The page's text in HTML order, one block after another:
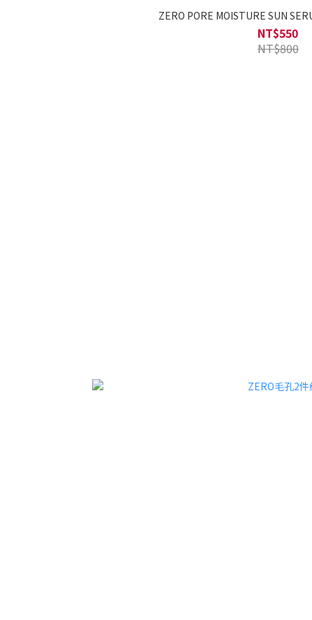
ZERO PORE MOISTURE SUN
NT$550
NT$800